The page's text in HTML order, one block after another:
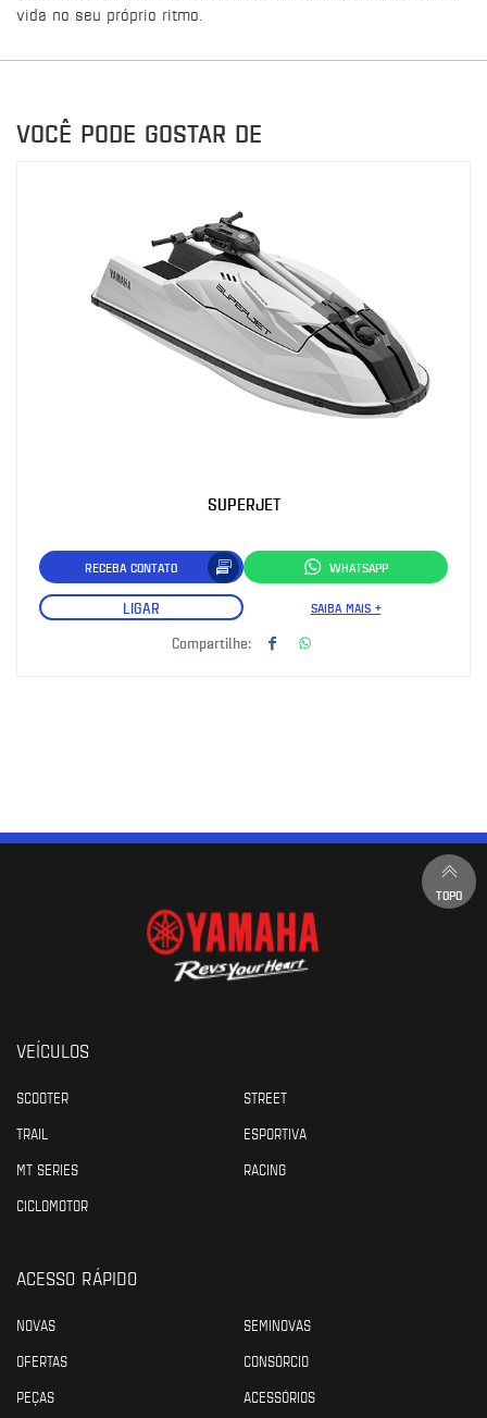
vida no seu próprio ritmo.
VOCÊ PODE GOSTAR DE
SUPERJET
RECEBA CONTATO WHATSAPP
LIGAR SAIBA MAIS +
Compartilhe:
TOPO
VEÍCULOS
SCOOTER
STREET
TRAIL
ESPORTIVA
MT SERIES
RACING
CICLOMOTOR
ACESSO RÁPIDO
NOVAS
SEMINOVAS
OFERTAS
CONSÓRCIO
PEÇAS
ACESSÓRIOS